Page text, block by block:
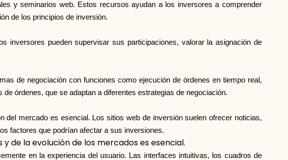
Contáctenos
Ayuda
y seminarios web. Estos recursos ayudan a los inversores a comprender
de los principios de inversión.
inversores pueden supervisar sus participaciones, valorar la asignación de
de negociación con funciones como ejecución de órdenes en tiempo real,
órdenes, que se adaptan a diferentes estrategias de negociación.
mercado es esencial. Los sitios web de inversión suelen ofrecer noticias,
factores que podrían afectar a sus inversiones.
de la evolución de los mercados es esencial.
en la experiencia del usuario. Las interfaces intuitivas, los cuadros de